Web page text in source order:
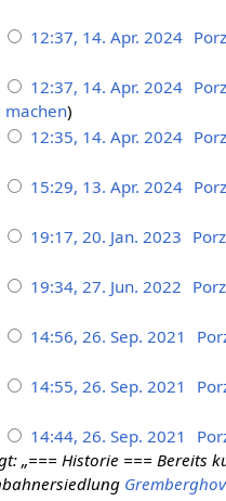
12:37, 14. Apr. 2024
12:37, 14. Apr. 2024
machen
12:35, 14. Apr. 2024
15:29, 13. Apr. 2024
19:17, 20. Jan. 2023
19:34, 27. Jun. 2022
14:56, 26. Sep. 2021
14:55, 26. Sep. 2021
14:44, 26. Sep. 2021
„=== Historie === Bereits